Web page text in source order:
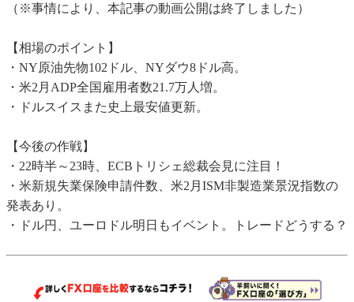
（※事情により、本記事の動画公開は終了しました）
【相場のポイント】
・NY原油先物102ドル、NYダウ8ドル高。
・米2月ADP全国雇用者数21.7万人増。
・ドルスイスまた史上最安値更新。
【今後の作戦】
・22時半～23時、ECBトリシェ総裁会見に注目！
・米新規失業保険申請件数、米2月ISM非製造業景況指数の
発表あり。
・ドル円、ユーロドル明日もイベント。トレードどうする？